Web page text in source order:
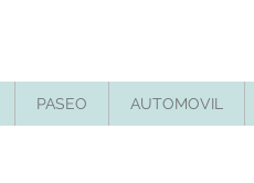
PASEO AUTOMOVIL